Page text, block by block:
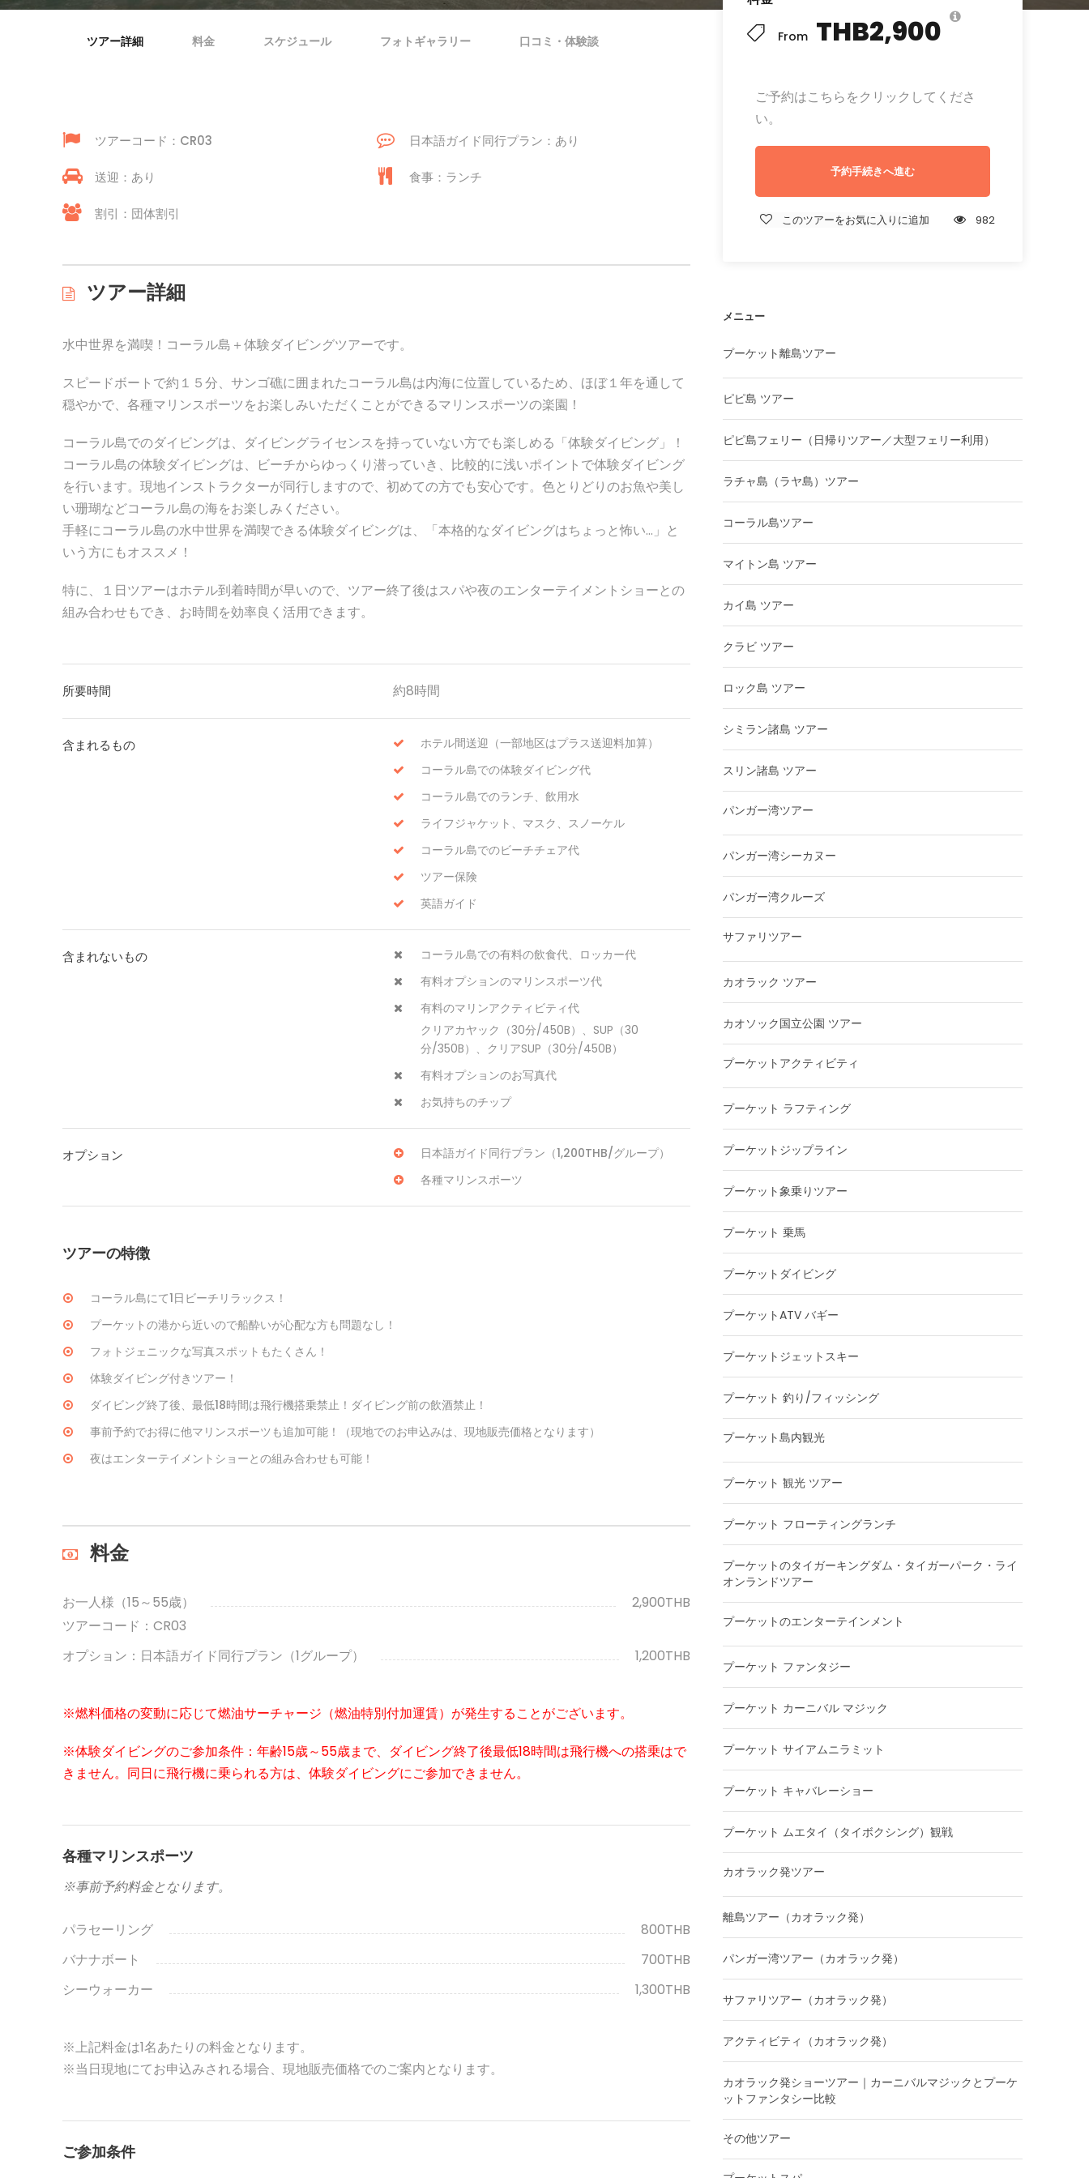
From THB2,900
ご予約はこちらをクリックしてくださ
い。
予約手続きへ進む
このツアーをお気に入りに追加 982
メニュー
プーケット離島ツアー
ピピ島 ツアー
ピピ島フェリー（日帰りツアー／大型フェリー利用）
ラチャ島（ラヤ島）ツアー
コーラル島ツアー
マイトン島 ツアー
カイ島 ツアー
クラビ ツアー
ロック島 ツアー
シミラン諸島 ツアー
スリン諸島 ツアー
パンガー湾ツアー
パンガー湾シーカヌー
パンガー湾クルーズ
サファリツアー
カオラック ツアー
カオソック国立公園 ツアー
プーケットアクティビティ
プーケット ラフティング
プーケットジップライン
プーケット象乗りツアー
プーケット 乗馬
プーケットダイビング
プーケットATV バギー
プーケットジェットスキー
プーケット 釣り/フィッシング
プーケット島内観光
プーケット 観光 ツアー
プーケット フローティングランチ
プーケットのタイガーキングダム・タイガーパーク・ライ
オンランドツアー
プーケットのエンターテインメント
プーケット ファンタジー
プーケット カーニバル マジック
プーケット サイアムニラミット
プーケット キャバレーショー
プーケット ムエタイ（タイボクシング）観戦
カオラック発ツアー
離島ツアー（カオラック発）
パンガー湾ツアー（カオラック発）
サファリツアー（カオラック発）
アクティビティ（カオラック発）
カオラック発ショーツアー｜カーニバルマジックとプーケ
ットファンタシー比較
その他ツアー
ツアー詳細 料金 スケジュール フォトギャラリー 口コミ・体験談
ツアーコード：CR03 日本語ガイド同行プラン：あり
送迎：あり 食事：ランチ
割引：団体割引
ツアー詳細
水中世界を満喫！コーラル島＋体験ダイビングツアーです。
スピードボートで約１５分、サンゴ礁に囲まれたコーラル島は内海に位置しているため、ほぼ１年を通して
穏やかで、各種マリンスポーツをお楽しみいただくことができるマリンスポーツの楽園！
コーラル島でのダイビングは、ダイビングライセンスを持っていない方でも楽しめる「体験ダイビング」！
コーラル島の体験ダイビングは、ビーチからゆっくり潜っていき、比較的に浅いポイントで体験ダイビング
を行います。現地インストラクターが同行しますので、初めての方でも安心です。色とりどりのお魚や美し
い珊瑚などコーラル島の海をお楽しみください。
手軽にコーラル島の水中世界を満喫できる体験ダイビングは、「本格的なダイビングはちょっと怖い…」と
いう方にもオススメ！
特に、１日ツアーはホテル到着時間が早いので、ツアー終了後はスパや夜のエンターテイメントショーとの
組み合わせもでき、お時間を効率良く活用できます。
所要時間 約8時間
含まれるもの
ホテル間送迎（一部地区はプラス送迎料加算）
コーラル島での体験ダイビング代
コーラル島でのランチ、飲用水
ライフジャケット、マスク、スノーケル
コーラル島でのビーチチェア代
ツアー保険
英語ガイド
含まれないもの
コーラル島での有料の飲食代、ロッカー代
有料オプションのマリンスポーツ代
有料のマリンアクティビティ代
クリアカヤック（30分/450B）、SUP（30
分/350B）、クリアSUP（30分/450B）
有料オプションのお写真代
お気持ちのチップ
オプション
日本語ガイド同行プラン（1,200THB/グループ）
各種マリンスポーツ
ツアーの特徴
コーラル島にて1日ビーチリラックス！
プーケットの港から近いので船酔いが心配な方も問題なし！
フォトジェニックな写真スポットもたくさん！
体験ダイビング付きツアー！
ダイビング終了後、最低18時間は飛行機搭乗禁止！ダイビング前の飲酒禁止！
事前予約でお得に他マリンスポーツも追加可能！（現地でのお申込みは、現地販売価格となります）
夜はエンターテイメントショーとの組み合わせも可能！
料金
お一人様（15～55歳）
2,900THB
ツアーコード：CR03
オプション：日本語ガイド同行プラン（1グループ）
1,200THB
※燃料価格の変動に応じて燃油サーチャージ（燃油特別付加運賃）が発生することがございます。
※体験ダイビングのご参加条件：年齢15歳～55歳まで、ダイビング終了後最低18時間は飛行機への搭乗はで
きません。同日に飛行機に乗られる方は、体験ダイビングにご参加できません。
各種マリンスポーツ
※事前予約料金となります。
パラセーリング
800THB
バナナボート
700THB
シーウォーカー
1,300THB
※上記料金は1名あたりの料金となります。
※当日現地にてお申込みされる場合、現地販売価格でのご案内となります。
ご参加条件